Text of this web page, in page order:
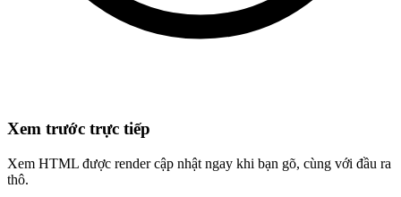
Xem trước trực tiếp
Xem HTML được render cập nhật ngay khi bạn gõ, cùng với đầu ra
thô.